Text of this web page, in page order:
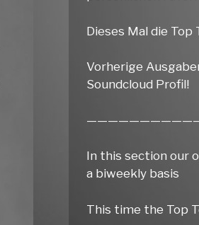
Dieses Mal die Top
Vorherige
Soundcloud Profil!
In this section our
a biweekly basis
This time the Top